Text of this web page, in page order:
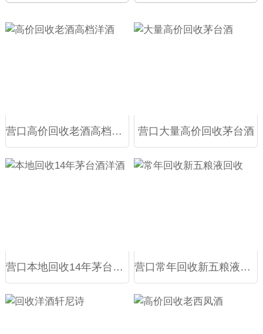
营口高价回收老酒高档洋酒 营口大量高价回收茅台酒
营口本地回收14年茅台酒洋酒 营口常年回收新五粮液回收